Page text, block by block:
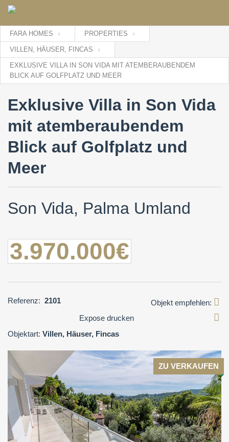
FARA HOMES PROPERTIES
VILLEN, HÄUSER, FINCAS
EXKLUSIVE VILLA IN SON VIDA MIT ATEMBERAUBENDEM
BLICK AUF GOLFPLATZ UND MEER
Exklusive Villa in Son Vida
mit atemberaubendem
Blick auf Golfplatz und
Meer
Son Vida, Palma Umland
3.970.000€
Referenz: 2101
Expose drucken
Objekt empfehlen:
Objektart: Villen, Häuser, Fincas
ZU VERKAUFEN